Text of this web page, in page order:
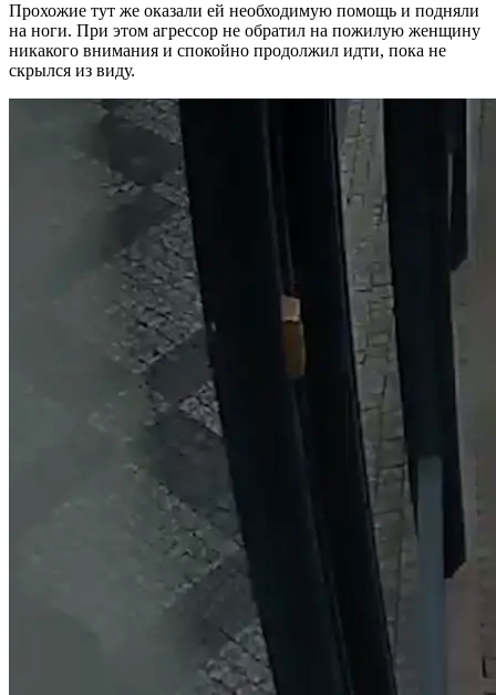
Прохожие тут же оказали ей необходимую помощь и подняли
на ноги. При этом агрессор не обратил на пожилую женщину
никакого внимания и спокойно продолжил идти, пока не
скрылся из виду.